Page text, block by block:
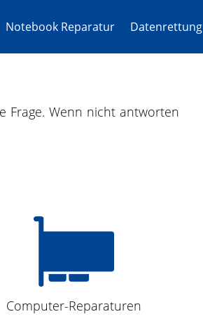
Notebook Reparatur Datenrettung
Frage. Wenn nicht antworten
Computer-Reparaturen